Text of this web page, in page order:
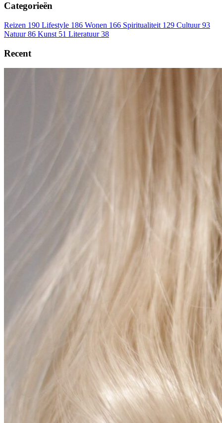
Categorieën
Reizen 190 Lifestyle 186 Wonen 166 Spiritualiteit 129 Cultuur 93
Natuur 86 Kunst 51 Literatuur 38
Recent